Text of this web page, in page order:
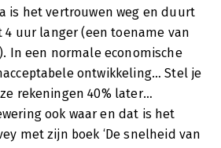
is het vertrouwen weg en duurt
4 uur langer (een toename van
In een normale economische
ontwikkeling… Stel je
rekeningen 40% later…
ook waar en dat is het
met zijn boek ‘De snelheid van